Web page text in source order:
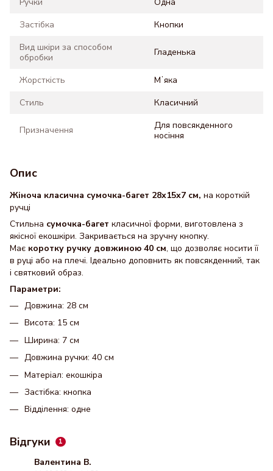
Застібка
Кнопки
Вид шкіри за способом
обробки
Гладенька
Жорсткість
Мʼяка
Стиль
Класичний
Призначення
Для повсякденного
носіння
Опис
Жіноча класична сумочка-багет 28x15x7 см, на короткій
ручці
Стильна сумочка-багет класичної форми, виготовлена з
якісної екошкіри. Закривається на зручну кнопку.
Має коротку ручку довжиною 40 см, що дозволяє носити її
в руці або на плечі. Ідеально доповнить як повсякденний, так
і святковий образ.
Параметри:
Довжина: 28 см
Висота: 15 см
Ширина: 7 см
Довжина ручки: 40 см
Матеріал: екошкіра
Застібка: кнопка
Відділення: одне
Відгуки 1
Валентина В.